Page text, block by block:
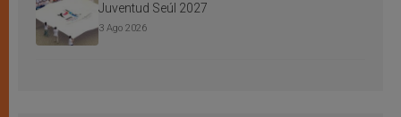
Juventud Seúl 2027
3 Ago 2026